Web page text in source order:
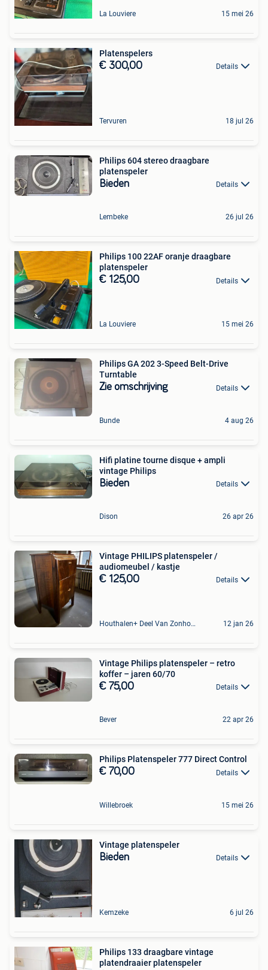
La Louviere 15 mei 26
Platenspelers
€ 300,00 Details
Tervuren 18 jul 26
Philips 604 stereo draagbare
platenspeler
Bieden Details
Lembeke 26 jul 26
Philips 100 22AF oranje draagbare
platenspeler
€ 125,00 Details
La Louviere 15 mei 26
Philips GA 202 3-Speed Belt-Drive
Turntable
Zie omschrijving Details
Bunde 4 aug 26
Hifi platine tourne disque + ampli
vintage Philips
Bieden Details
Dison 26 apr 26
Vintage PHILIPS platenspeler /
audiomeubel / kastje
€ 125,00 Details
Houthalen+ Deel Van Zonhoven En Zolder 12 jan 26
Vintage Philips platenspeler – retro
koffer – jaren 60/70
€ 75,00 Details
Bever 22 apr 26
Philips Platenspeler 777 Direct Control
€ 70,00 Details
Willebroek 15 mei 26
Vintage platenspeler
Bieden Details
Kemzeke 6 jul 26
Philips 133 draagbare vintage
platendraaier platenspeler